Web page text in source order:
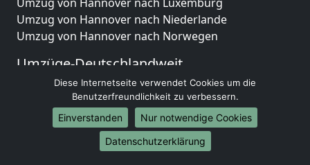
Umzug von Hannover nach Niederlande
Umzug von Hannover nach Norwegen
Umzüge-Deutschlandweit
Umzug von Hannover nach Berlin
Umzug von Hannover nach Hamburg
Umzug von Hannover nach München
Umzug von Hannover nach Köln
Umzug von Hannover nach Frankfurt am Main
Diese Internetseite verwendet Cookies um die
Benutzerfreundlichkeit zu verbessern.
Einverstanden
Nur notwendige Cookies
Datenschutzerklärung